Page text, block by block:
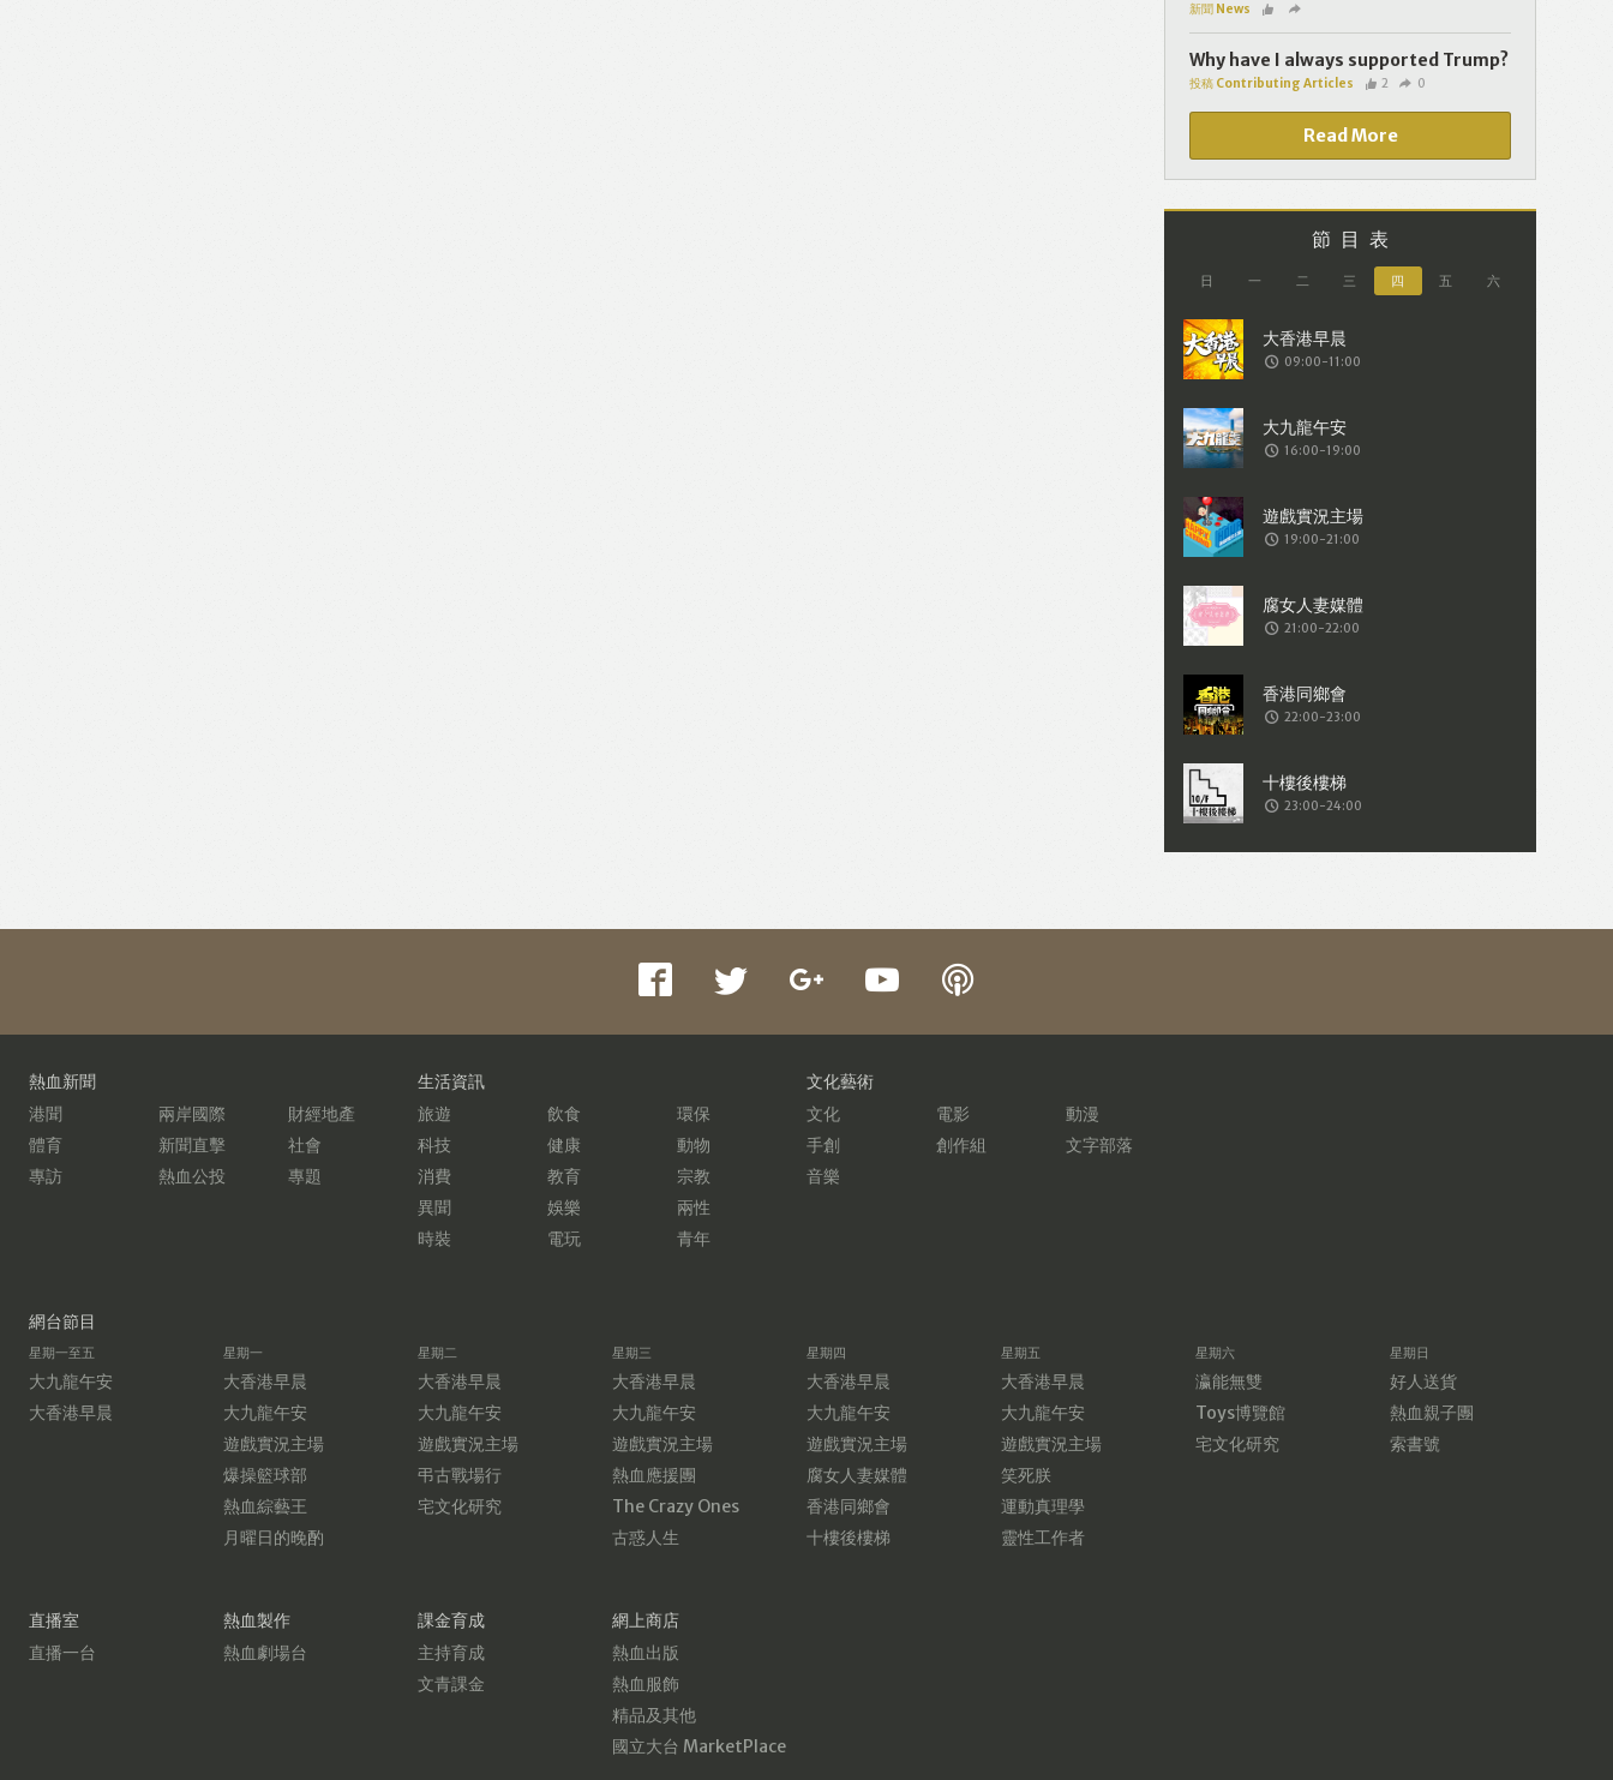
新聞 News
Why have I always supported Trump?
投稿 Contributing Articles 2 0
Read More
節目表
日 一 二 三 四 五 六
09:00-11:00
16:00-19:00
19:00-21:00
21:00-22:00
22:00-23:00
23:00-24:00
熱血新聞
港聞
兩岸國際
財經地產
體育
新聞直擊
社會
專訪
熱血公投 專題
生活資訊
旅遊
飲食
環保
科技
健康
動物
消費
教育
宗教
異聞
娛樂
兩性
時裝
電玩 青年
文化藝術
文化
電影
動漫
手創
創作組
文字部落
音樂
網台節目
星期一至五
大九龍午安
大香港早晨
星期一
大香港早晨
大九龍午安
遊戲實況主場
爆操籃球部
熱血綜藝王
月曜日的晚酌
星期二
大香港早晨
大九龍午安
遊戲實況主場
弔古戰場行
宅文化研究
星期三
大香港早晨
大九龍午安
遊戲實況主場
熱血應援團
The Crazy Ones
古惑人生
星期四
大香港早晨
大九龍午安
遊戲實況主場
腐女人妻媒體
香港同鄉會
十樓後樓梯
星期五
大香港早晨
大九龍午安
遊戲實況主場
笑死朕
運動真理學
靈性工作者
星期六
瀛能無雙
Toys博覽館
宅文化研究
星期日
好人送貨
熱血親子團
索書號
直播室
直播一台
熱血製作
熱血劇場台
課金育成
主持育成
文青課金
網上商店
熱血出版
熱血服飾
精品及其他
國立大台 MarketPlace